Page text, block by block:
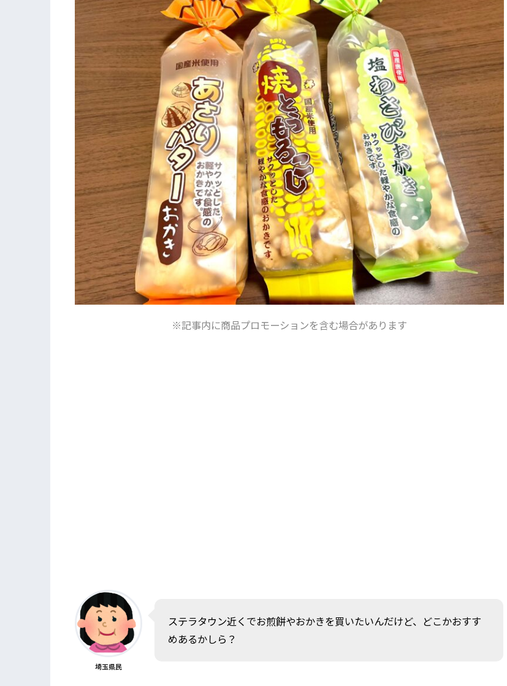
※記事内に商品プロモーションを含む場合があります
埼玉県民
ステラタウン近くでお煎餅やおかきを買いたいんだけど、どこかおすす
めあるかしら？